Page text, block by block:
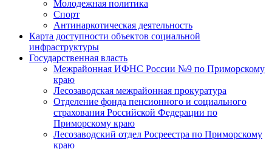
Молодежная политика
Спорт
Антинаркотическая деятельность
Карта доступности объектов социальной
инфраструктуры
Государственная власть
Межрайонная ИФНС России №9 по Приморскому
краю
Лесозаводская межрайонная прокуратура
Отделение фонда пенсионного и социального
страхования Российской Федерации по
Приморскому краю
Лесозаводский отдел Росреестра по Приморскому
краю